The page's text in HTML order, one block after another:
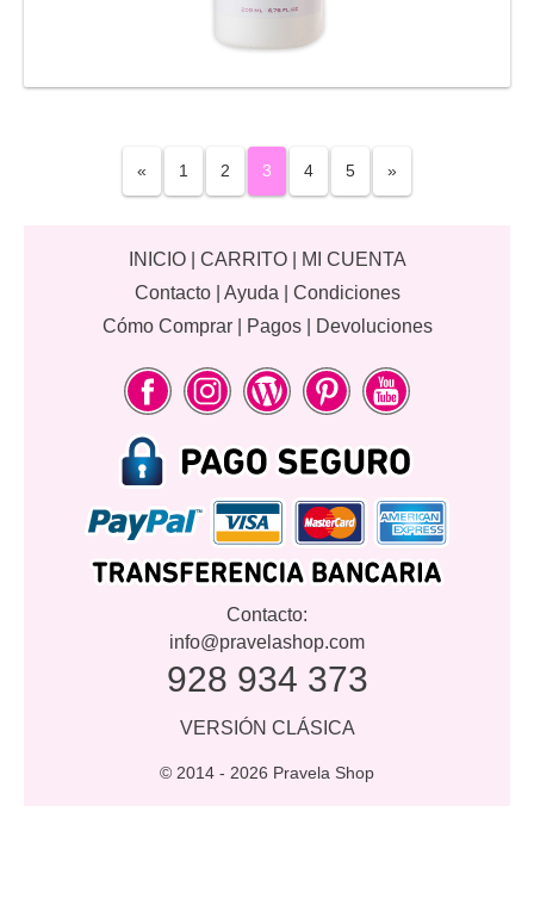
« 1 2 3 4 5 »
INICIO| CARRITO|
MI CUENTA
Contacto| Ayuda| Condiciones
Cómo Comprar| Pagos| Devoluciones
Contacto:
info@pravelashop.com
928 934 373
VERSIÓN CLÁSICA
© 2014 - 2026 Pravela Shop